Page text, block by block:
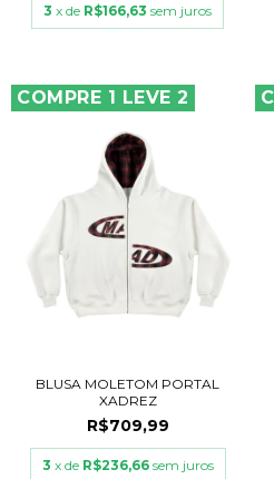
3 x de R$166,63 sem juros
COMPRE 1 LEVE 2
BLUSA MOLETOM PORTAL
XADREZ
R$709,99
3 x de R$236,66 sem juros